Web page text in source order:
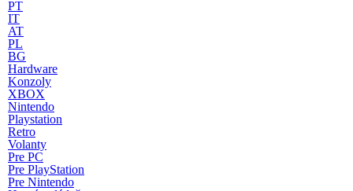
PT
IT
AT
PL
BG
Hardware
Konzoly
XBOX
Nintendo
Playstation
Retro
Volanty
Pre PC
Pre PlayStation
Pre Nintendo